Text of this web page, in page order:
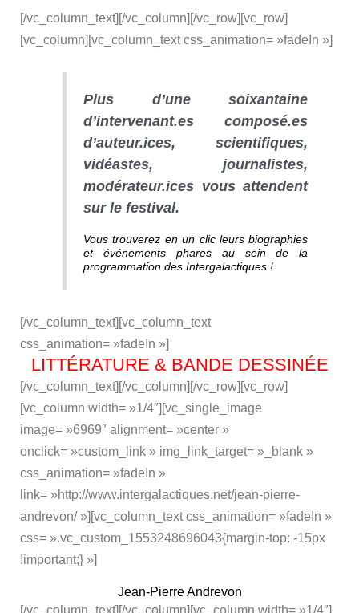
[/vc_column_text][/vc_column][/vc_row][vc_row]
[vc_column][vc_column_text css_animation= »fadeIn »]
Plus d’une soixantaine
d’intervenant.es composé.es
d’auteur.ices, scientifiques,
vidéastes, journalistes,
modérateur.ices vous attendent
sur le festival.
Vous trouverez en un clic leurs biographies
et événements phares au sein de la
programmation des Intergalactiques !
[/vc_column_text][vc_column_text
css_animation= »fadeIn »]
LITTÉRATURE & BANDE DESSINÉE
[/vc_column_text][/vc_column][/vc_row][vc_row]
[vc_column width= »1/4″][vc_single_image
image= »6969″ alignment= »center »
onclick= »custom_link » img_link_target= »_blank »
css_animation= »fadeIn »
link= »http://www.intergalactiques.net/jean-pierre-
andrevon/ »][vc_column_text css_animation= »fadeIn »
css= ».vc_custom_1553248696043{margin-top: -15px
!important;} »]
Jean-Pierre Andrevon